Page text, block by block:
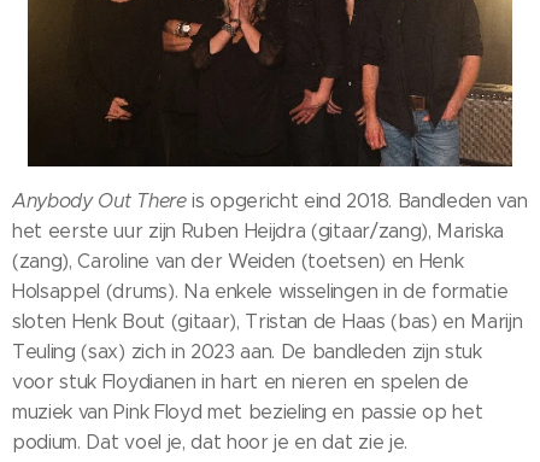
Anybody Out Thereis opgericht eind 2018. Bandleden van
het eerste uur zijn Ruben Heijdra (gitaar/zang), Mariska
(zang), Caroline van der Weiden (toetsen) en Henk
Holsappel (drums). Na enkele wisselingen in de formatie
sloten Henk Bout (gitaar), Tristan de Haas (bas) en Marijn
Teuling (sax) zich in 2023 aan. De bandleden zijn stuk
voor stuk Floydianen in hart en nieren en spelen de
muziek van Pink Floyd met bezieling en passie op het
podium. Dat voel je, dat hoor je en dat zie je.